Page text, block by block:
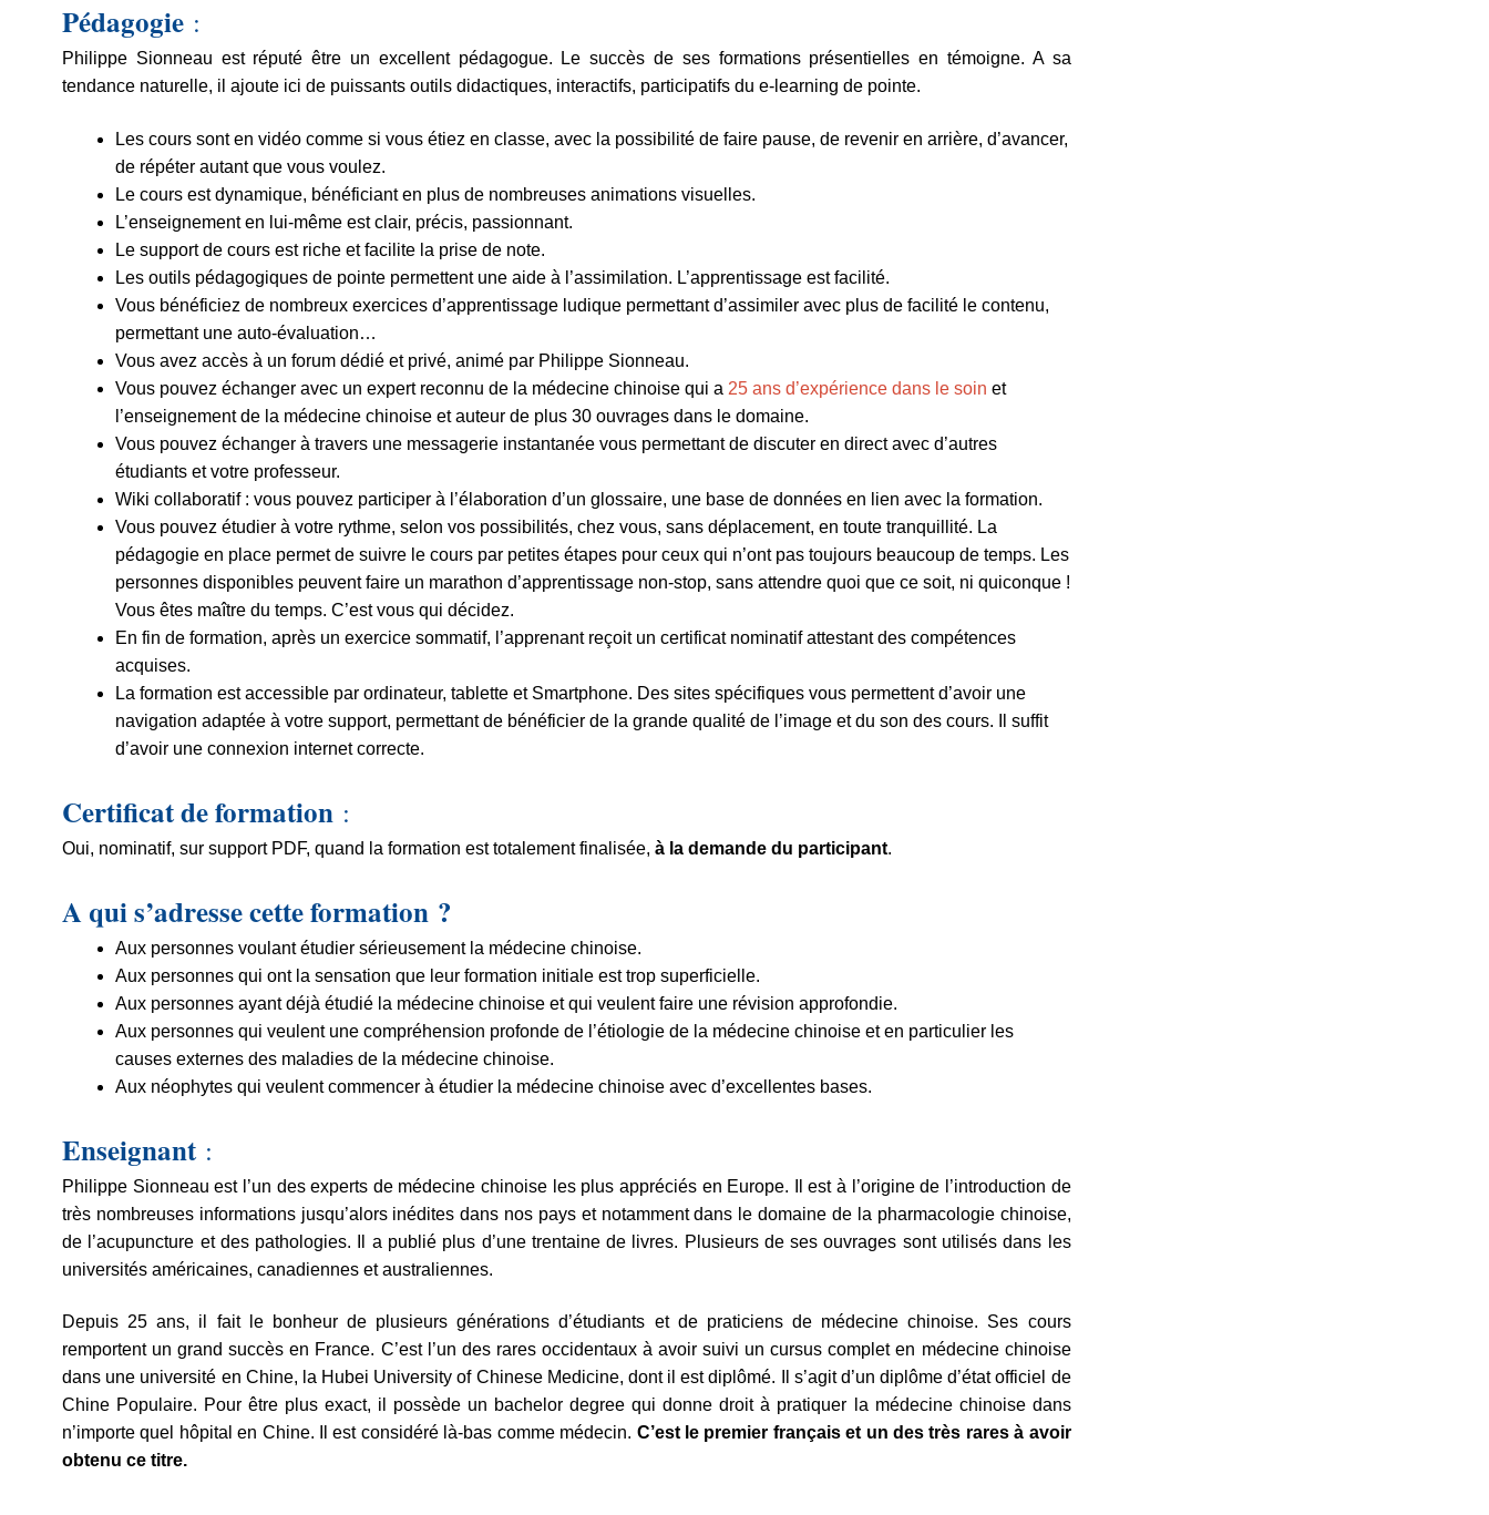
Pédagogie :
Philippe Sionneau est réputé être un excellent pédagogue. Le succès de ses formations présentielles en témoigne. A sa
tendance naturelle, il ajoute ici de puissants outils didactiques, interactifs, participatifs du e-learning de pointe.
Les cours sont en vidéo comme si vous étiez en classe, avec la possibilité de faire pause, de revenir en arrière, d’avancer,
de répéter autant que vous voulez.
Le cours est dynamique, bénéficiant en plus de nombreuses animations visuelles.
L’enseignement en lui-même est clair, précis, passionnant.
Le support de cours est riche et facilite la prise de note.
Les outils pédagogiques de pointe permettent une aide à l’assimilation. L’apprentissage est facilité.
Vous bénéficiez de nombreux exercices d’apprentissage ludique permettant d’assimiler avec plus de facilité le contenu,
permettant une auto-évaluation…
Vous avez accès à un forum dédié et privé, animé par Philippe Sionneau.
Vous pouvez échanger avec un expert reconnu de la médecine chinoise qui a 25 ans d’expérience dans le soin et
l’enseignement de la médecine chinoise et auteur de plus 30 ouvrages dans le domaine.
Vous pouvez échanger à travers une messagerie instantanée vous permettant de discuter en direct avec d’autres
étudiants et votre professeur.
Wiki collaboratif : vous pouvez participer à l’élaboration d’un glossaire, une base de données en lien avec la formation.
Vous pouvez étudier à votre rythme, selon vos possibilités, chez vous, sans déplacement, en toute tranquillité. La
pédagogie en place permet de suivre le cours par petites étapes pour ceux qui n’ont pas toujours beaucoup de temps. Les
personnes disponibles peuvent faire un marathon d’apprentissage non-stop, sans attendre quoi que ce soit, ni quiconque !
Vous êtes maître du temps. C’est vous qui décidez.
En fin de formation, après un exercice sommatif, l’apprenant reçoit un certificat nominatif attestant des compétences
acquises.
La formation est accessible par ordinateur, tablette et Smartphone. Des sites spécifiques vous permettent d’avoir une
navigation adaptée à votre support, permettant de bénéficier de la grande qualité de l’image et du son des cours. Il suffit
d’avoir une connexion internet correcte.
Certificat de formation :
Oui, nominatif, sur support PDF, quand la formation est totalement finalisée, à la demande du participant.
A qui s’adresse cette formation ?
Aux personnes voulant étudier sérieusement la médecine chinoise.
Aux personnes qui ont la sensation que leur formation initiale est trop superficielle.
Aux personnes ayant déjà étudié la médecine chinoise et qui veulent faire une révision approfondie.
Aux personnes qui veulent une compréhension profonde de l’étiologie de la médecine chinoise et en particulier les
causes externes des maladies de la médecine chinoise.
Aux néophytes qui veulent commencer à étudier la médecine chinoise avec d’excellentes bases.
Enseignant:
Philippe Sionneau est l’un des experts de médecine chinoise les plus appréciés en Europe. Il est à l’origine de l’introduction de
très nombreuses informations jusqu’alors inédites dans nos pays et notamment dans le domaine de la pharmacologie chinoise,
de l’acupuncture et des pathologies. Il a publié plus d’une trentaine de livres. Plusieurs de ses ouvrages sont utilisés dans les
universités américaines, canadiennes et australiennes.
Depuis 25 ans, il fait le bonheur de plusieurs générations d’étudiants et de praticiens de médecine chinoise. Ses cours
remportent un grand succès en France. C’est l’un des rares occidentaux à avoir suivi un cursus complet en médecine chinoise
dans une université en Chine, la Hubei University of Chinese Medicine, dont il est diplômé. Il s’agit d’un diplôme d’état officiel de
Chine Populaire. Pour être plus exact, il possède un bachelor degree qui donne droit à pratiquer la médecine chinoise dans
n’importe quel hôpital en Chine. Il est considéré là-bas comme médecin. C’est le premier français et un des très rares à avoir
obtenu ce titre.